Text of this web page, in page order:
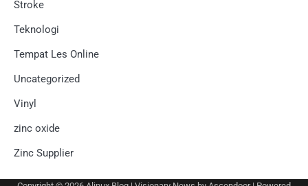
Stroke
Teknologi
Tempat Les Online
Uncategorized
Vinyl
zinc oxide
Zinc Supplier